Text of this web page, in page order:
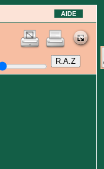
AIDE